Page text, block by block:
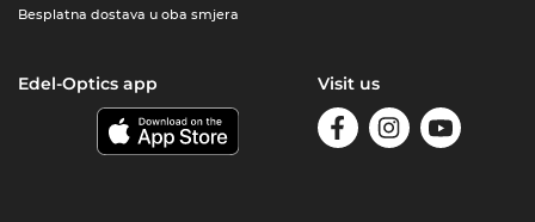
Besplatna dostava u oba smjera
Edel-Optics app Visit us